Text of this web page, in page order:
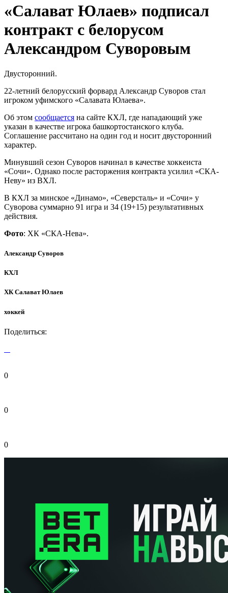
«Салават Юлаев» подписал
контракт с белорусом
Александром Суворовым
Двусторонний.
22-летний белорусский форвард Александр Суворов стал
игроком уфимского «Салавата Юлаева».
Об этом сообщается на сайте КХЛ, где нападающий уже
указан в качестве игрока башкортостанского клуба.
Соглашение рассчитано на один год и носит двусторонний
характер.
Минувший сезон Суворов начинал в качестве хоккеиста
«Сочи». Однако после расторжения контракта усилил «СКА-
Неву» из ВХЛ.
В КХЛ за минское «Динамо», «Северсталь» и «Сочи» у
Суворова суммарно 91 игра и 34 (19+15) результативных
действия.
Фото: ХК «СКА-Нева».
Александр Суворов
КХЛ
ХК Салават Юлаев
хоккей
Поделиться:
0
0
0